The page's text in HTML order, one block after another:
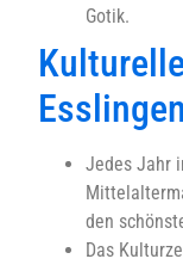
Gotik.
Esslingen
Jedes Jahr
den
Das